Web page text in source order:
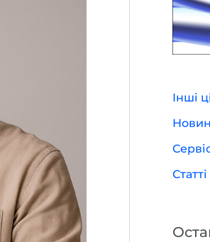
Інші
Статті